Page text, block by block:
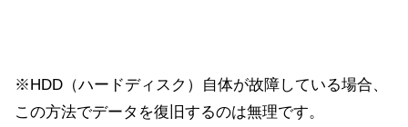
※HDD（ハードディスク）自体が故障している場合、
この方法でデータを復旧するのは無理です。